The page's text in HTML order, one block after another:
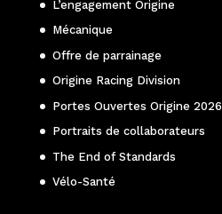
L’engagement Origine
Mécanique
Offre de parrainage
Origine Racing Division
Portes Ouvertes Origine 2026
Portraits de collaborateurs
The End of Standards
Vélo-Santé